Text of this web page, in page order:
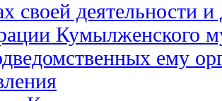
своей деятельности
Кумылженского
ему